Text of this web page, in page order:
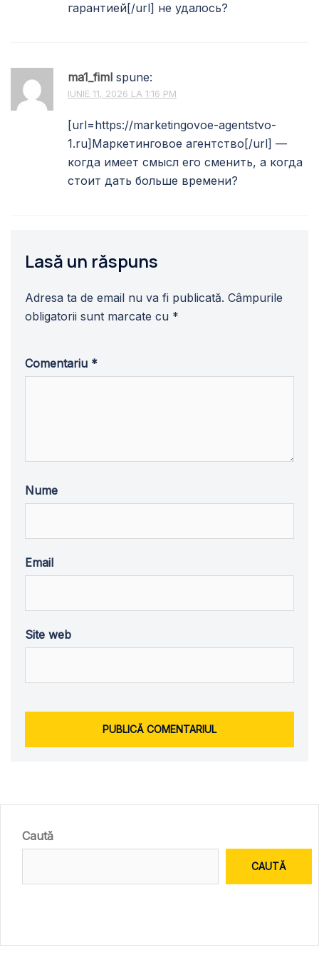
гарантией[/url] не удалось?
ma1_fiml spune:
IUNIE 11, 2026 LA 1:16 PM
[url=https://marketingovoe-agentstvo-
1.ru]Маркетинговое агентство[/url] —
когда имеет смысл его сменить, а когда
стоит дать больше времени?
Lasă un răspuns
Adresa ta de email nu va fi publicată. Câmpurile
obligatorii sunt marcate cu *
Comentariu *
Nume
Email
Site web
Caută
CAUTĂ